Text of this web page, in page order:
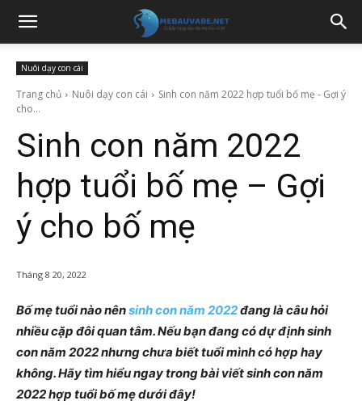
Nuôi dạy con cái
Trang chủ Nuôi dạy con cái
Sinh con năm 2022 hợp tuổi bố mẹ - Gợi ý
cho...
Sinh con năm 2022
hợp tuổi bố mẹ – Gợi
ý cho bố mẹ
Tháng 8 20, 2022
Bố mẹ tuổi nào nênsinh con năm 2022đang là câu hỏi
nhiều cặp đôi quan tâm. Nếu bạn đang có dự định sinh
con năm 2022 nhưng chưa biết tuổi mình có hợp hay
không. Hãy tìm hiểu ngay trong bài viết sinh con năm
2022 hợp tuổi bố mẹ dưới đây!